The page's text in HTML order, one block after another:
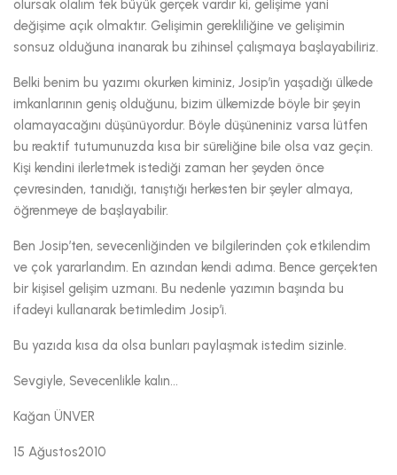
olursak olalım tek büyük gerçek vardır ki, gelişime yani
değişime açık olmaktır. Gelişimin gerekliliğine ve gelişimin
sonsuz olduğuna inanarak bu zihinsel çalışmaya başlayabiliriz.
Belki benim bu yazımı okurken kiminiz, Josip’in yaşadığı ülkede
imkanlarının geniş olduğunu, bizim ülkemizde böyle bir şeyin
olamayacağını düşünüyordur. Böyle düşüneniniz varsa lütfen
bu reaktif tutumunuzda kısa bir süreliğine bile olsa vaz geçin.
Kişi kendini ilerletmek istediği zaman her şeyden önce
çevresinden, tanıdığı, tanıştığı herkesten bir şeyler almaya,
öğrenmeye de başlayabilir.
Ben Josip’ten, sevecenliğinden ve bilgilerinden çok etkilendim
ve çok yararlandım. En azından kendi adıma. Bence gerçekten
bir kişisel gelişim uzmanı. Bu nedenle yazımın başında bu
ifadeyi kullanarak betimledim Josip’i.
Bu yazıda kısa da olsa bunları paylaşmak istedim sizinle.
Sevgiyle, Sevecenlikle kalın...
Kağan ÜNVER
15 Ağustos2010